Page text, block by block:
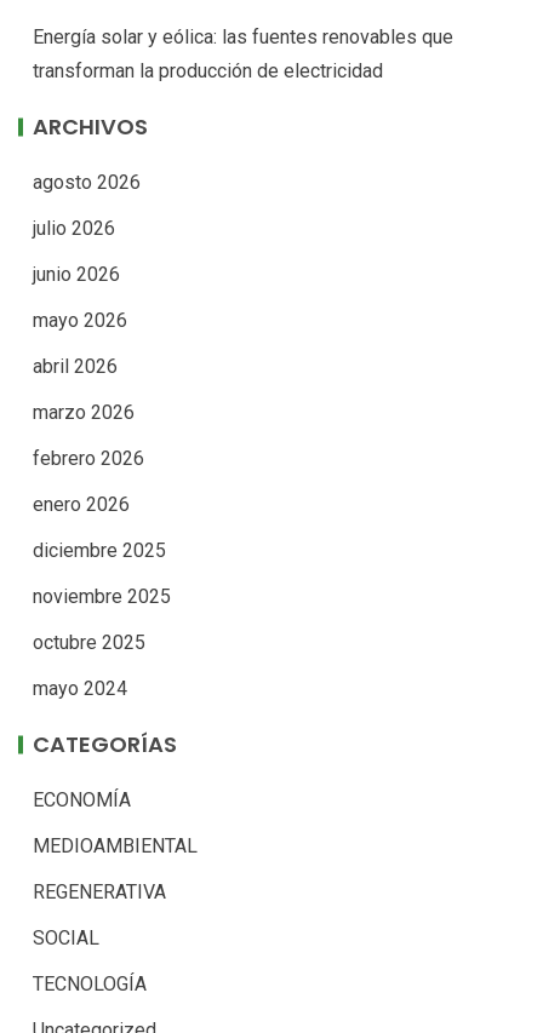
Energía solar y eólica: las fuentes renovables que
transforman la producción de electricidad
ARCHIVOS
agosto 2026
julio 2026
junio 2026
mayo 2026
abril 2026
marzo 2026
febrero 2026
enero 2026
diciembre 2025
noviembre 2025
octubre 2025
mayo 2024
CATEGORÍAS
ECONOMÍA
MEDIOAMBIENTAL
REGENERATIVA
SOCIAL
TECNOLOGÍA